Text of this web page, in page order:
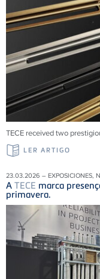
TECE received two
LER ARTIGO
23.03.2026 – EXPOSICIONES,
A TECE marca
primavera.